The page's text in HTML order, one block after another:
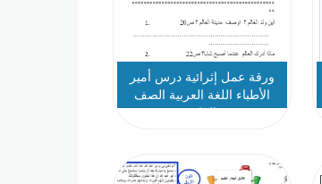
ورقة عمل إثرائية درس أمير
الأطباء اللغة العربية الصف
الرابع